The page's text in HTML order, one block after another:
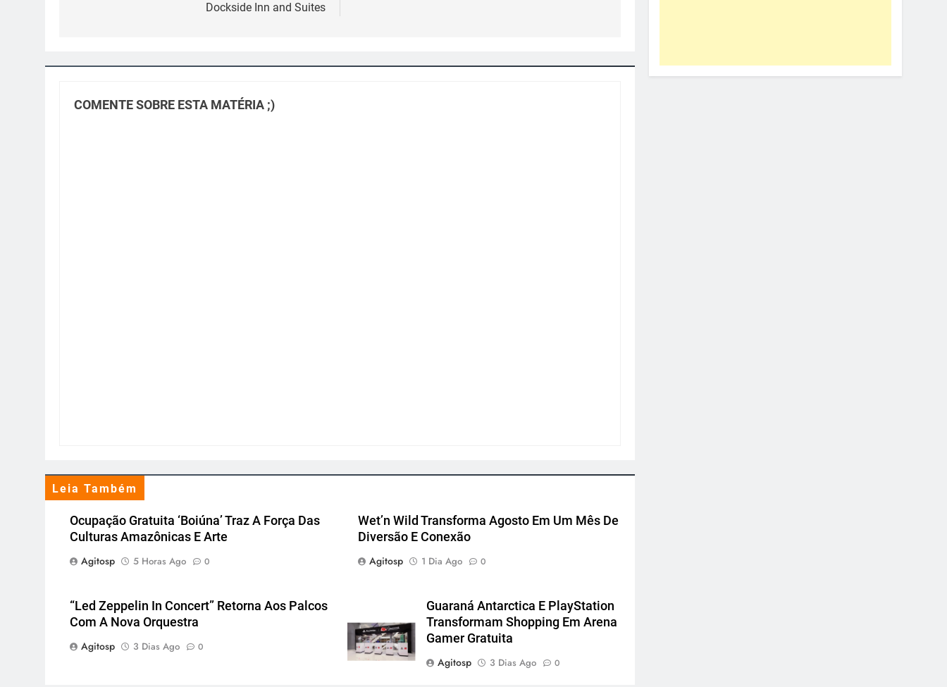
Dockside Inn and Suites
COMENTE SOBRE ESTA MATÉRIA ;)
Leia Também
Ocupação Gratuita ‘Boiúna’ Traz A Força Das
Culturas Amazônicas E Arte
Agitosp
5 Horas Ago 0
Wet’n Wild Transforma Agosto Em Um Mês De
Diversão E Conexão
Agitosp
1 Dia Ago 0
“Led Zeppelin In Concert” Retorna Aos Palcos
Com A Nova Orquestra
Agitosp
3 Dias Ago 0
Guaraná Antarctica E PlayStation
Transformam Shopping Em Arena
Gamer Gratuita
Agitosp
3 Dias Ago 0